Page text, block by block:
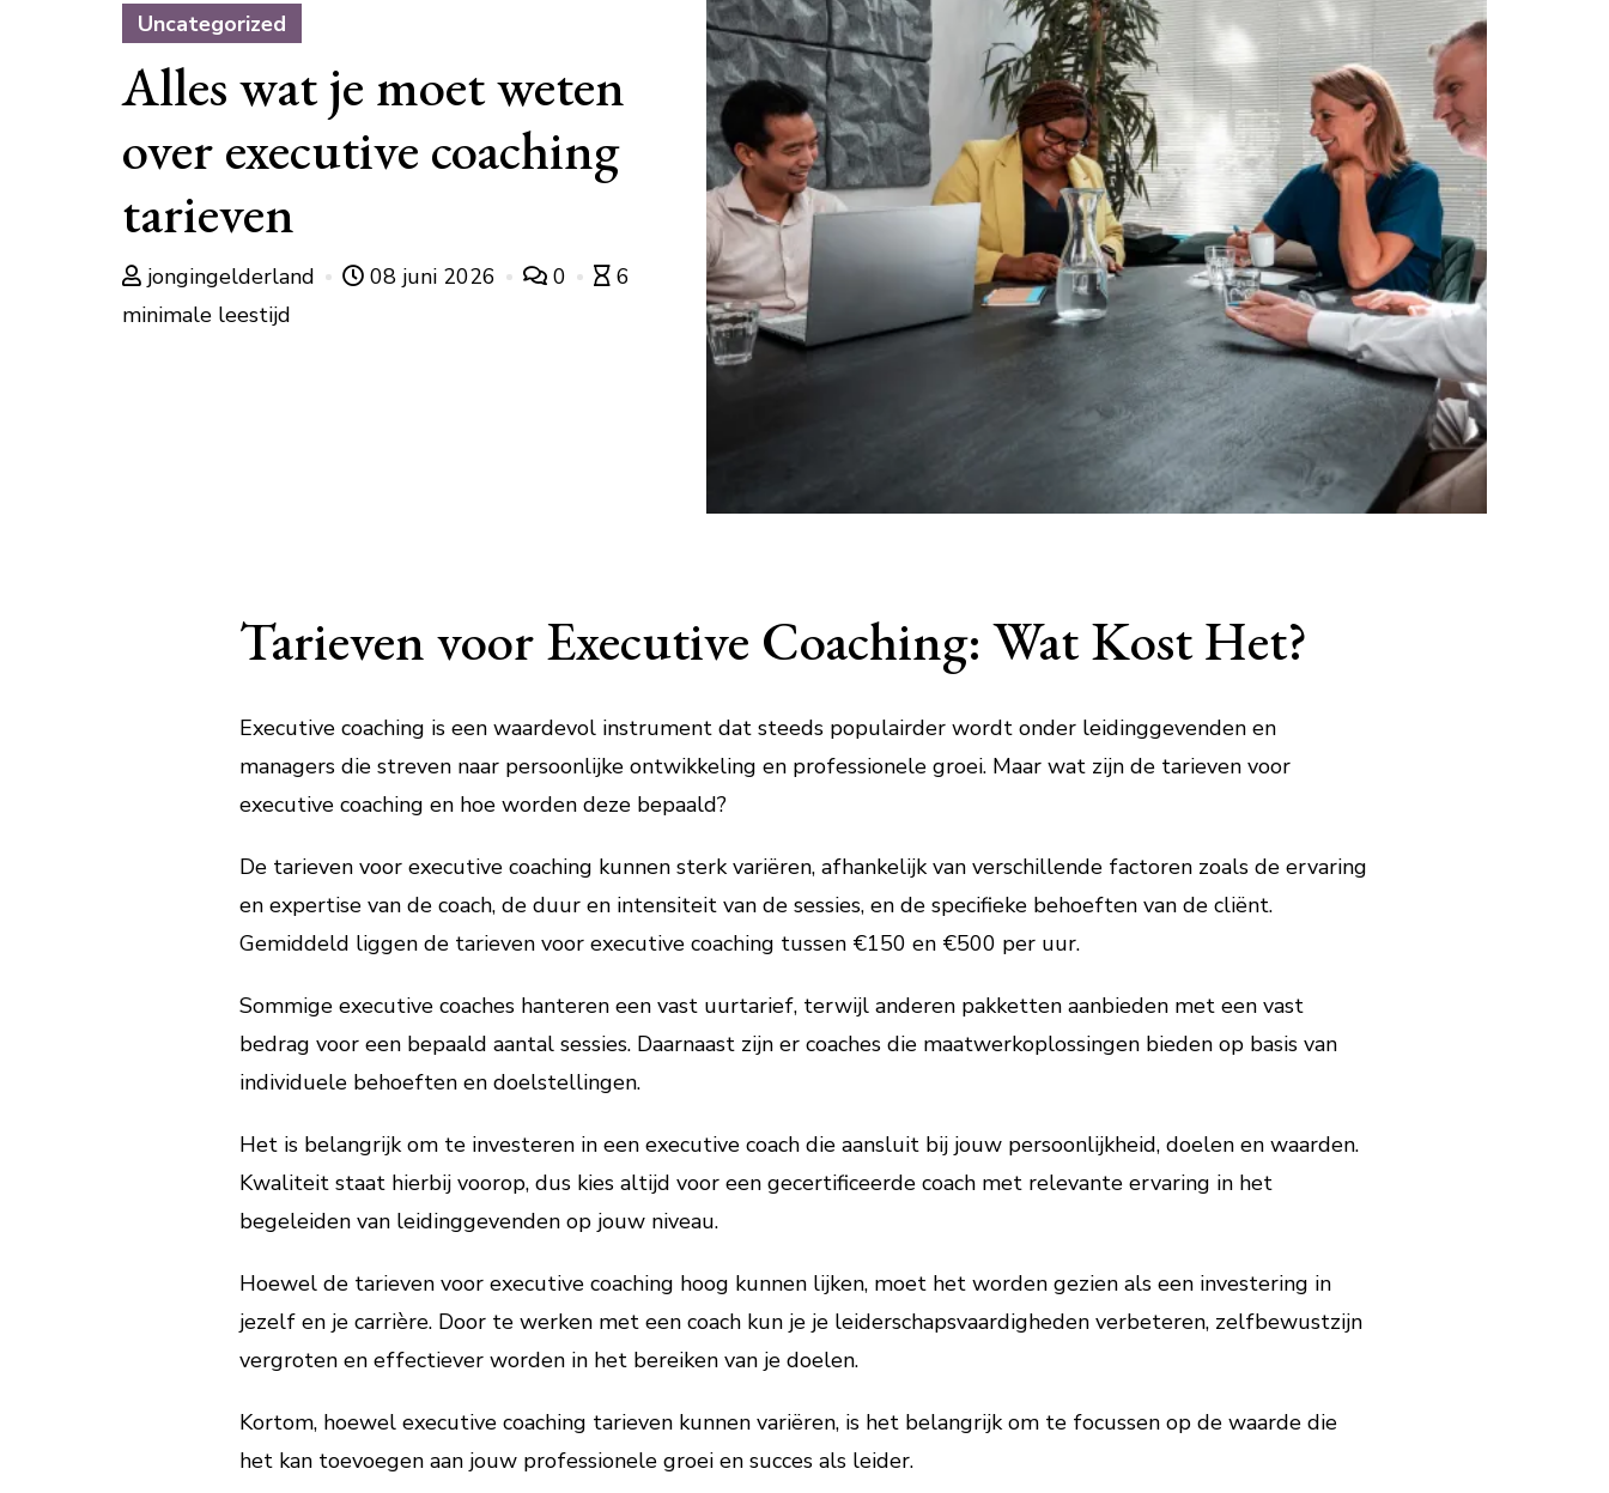
Uncategorized
Alles wat je moet weten
over executive coaching
tarieven
jongingelderland 08 juni 2026 0
6
minimale leestijd
Tarieven voor Executive Coaching: Wat Kost Het?
Executive coaching is een waardevol instrument dat steeds populairder wordt onder leidinggevenden en
managers die streven naar persoonlijke ontwikkeling en professionele groei. Maar wat zijn de tarieven voor
executive coaching en hoe worden deze bepaald?
De tarieven voor executive coaching kunnen sterk variëren, afhankelijk van verschillende factoren zoals de ervaring
en expertise van de coach, de duur en intensiteit van de sessies, en de specifieke behoeften van de cliënt.
Gemiddeld liggen de tarieven voor executive coaching tussen €150 en €500 per uur.
Sommige executive coaches hanteren een vast uurtarief, terwijl anderen pakketten aanbieden met een vast
bedrag voor een bepaald aantal sessies. Daarnaast zijn er coaches die maatwerkoplossingen bieden op basis van
individuele behoeften en doelstellingen.
Het is belangrijk om te investeren in een executive coach die aansluit bij jouw persoonlijkheid, doelen en waarden.
Kwaliteit staat hierbij voorop, dus kies altijd voor een gecertificeerde coach met relevante ervaring in het
begeleiden van leidinggevenden op jouw niveau.
Hoewel de tarieven voor executive coaching hoog kunnen lijken, moet het worden gezien als een investering in
jezelf en je carrière. Door te werken met een coach kun je je leiderschapsvaardigheden verbeteren, zelfbewustzijn
vergroten en effectiever worden in het bereiken van je doelen.
Kortom, hoewel executive coaching tarieven kunnen variëren, is het belangrijk om te focussen op de waarde die
het kan toevoegen aan jouw professionele groei en succes als leider.